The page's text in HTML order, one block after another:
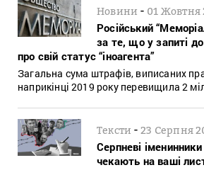
Новини - 01 Жовтня
Російський
за те, що у запиті
про свій статус “іноагента”
Загальна сума штрафів, виписаних
наприкінці 2019 року перевищила 2
Тексти -23 Серпня
Серпневі
чекають на ваші